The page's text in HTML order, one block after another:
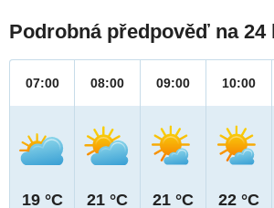
Podrobná předpověď na 24
07:00
19 °C
08:00
21 °C
09:00
21 °C
10:00
22 °C